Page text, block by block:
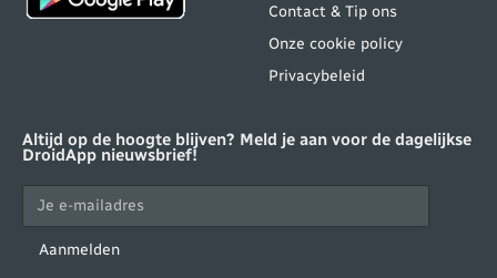
Contact & Tip ons
Onze cookie policy
Privacybeleid
Altijd op de hoogte blijven? Meld je aan voor de dagelijkse
DroidApp nieuwsbrief!
Aanmelden